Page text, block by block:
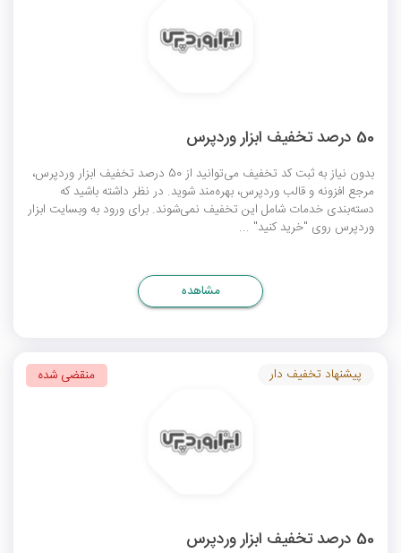
50 درصد تخفیف ابزار وردپرس
بدون نیاز به ثبت کد تخفیف می‌توانید از 50 درصد تخفیف ابزار وردپرس،
مرجع افزونه و قالب وردپرس، بهره‌مند شوید. در نظر داشته باشید که
دسته‌بندی خدمات شامل این تخفیف نمی‌شوند. برای ورود به وبسایت ابزار
وردپرس روی "خرید کنید" ...
مشاهده
50 درصد تخفیف ابزار وردپرس
پیشنهاد تخفیف دار منقضی شده